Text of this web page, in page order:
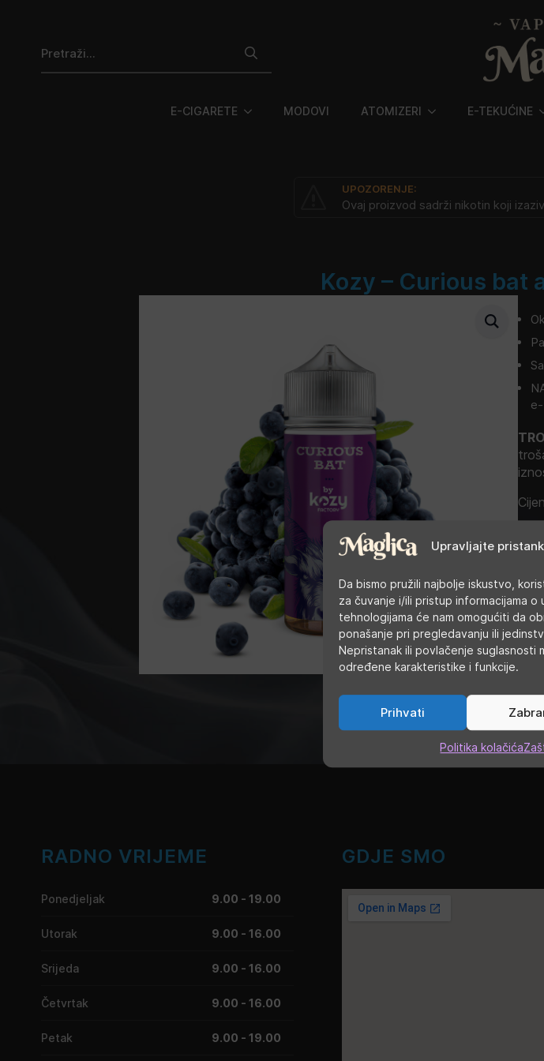
Upravljajte
Da bismo pružili najbolje iskustvo,
za čuvanje i/ili pristup informacijama o
tehnologijama će nam omogućiti da
ponašanje pri pregledavanju ili
Nepristanak ili povlačenje suglasnosti
određene karakteristike i funkcije.
Prihvati
Politika kolačića
E-CIGARETE MODOVI ATOMIZERI E-TEKUĆINE
UPOZORENJE:
Ovaj proizvod sadrži nikotin koji
Kozy – Curious bat
RADNO VRIJEME
Ponedjeljak 9.00 - 19.00
Utorak 9.00 - 16.00
Srijeda 9.00 - 16.00
Četvrtak 9.00 - 16.00
Petak 9.00 - 19.00
GDJE SMO